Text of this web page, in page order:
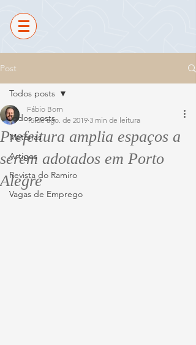
Post
Todos posts
Matérias
Artigos
Revista do Ramiro
Vagas de Emprego
Todos posts
Prefeitura amplia espaços a
serem adotados em Porto
Alegre
Fábio Born
15 de ago. de 2019 3 min de leitura